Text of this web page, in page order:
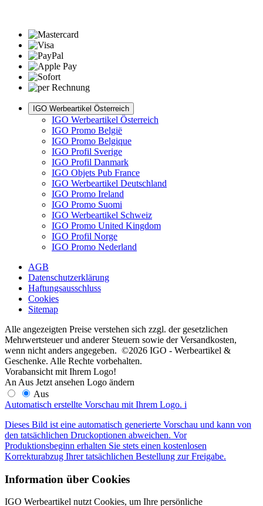
IGO Werbeartikel Österreich
IGO Werbeartikel Österreich
IGO Promo België
IGO Promo Belgique
IGO Profil Sverige
IGO Profil Danmark
IGO Objets Pub France
IGO Werbeartikel Deutschland
IGO Promo Ireland
IGO Promo Suomi
IGO Werbeartikel Schweiz
IGO Promo United Kingdom
IGO Profil Norge
IGO Promo Nederland
AGB
Datenschutzerklärung
Haftungsausschluss
Cookies
Sitemap
Alle angezeigten Preise verstehen sich zzgl. der gesetzlichen
Mehrwertsteuer und anderer Steuern sowie der Versandkosten,
wenn nicht anders angegeben. ©2026 IGO - Werbeartikel &
Geschenke. Alle Rechte vorbehalten.
Vorabansicht mit Ihrem Logo!
An Aus Jetzt ansehen Logo ändern
Aus
Automatisch erstellte Vorschau mit Ihrem Logo. i
Dieses Bild ist eine automatisch generierte Vorschau und kann von
den tatsächlichen Druckoptionen abweichen. Vor
Produktionsbeginn erhalten Sie stets einen kostenlosen
Korrekturabzug Ihrer tatsächlichen Bestellung zur Freigabe.
Information über Cookies
IGO Werbeartikel nutzt Cookies, um Ihre persönliche